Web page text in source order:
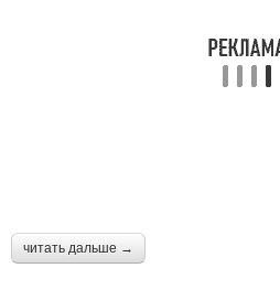
читать дальше →